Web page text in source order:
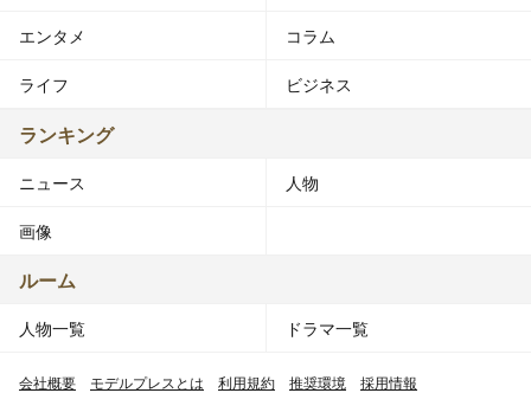
エンタメ コラム
ライフ ビジネス
ランキング
ニュース 人物
画像
ルーム
人物一覧 ドラマ一覧
会社概要 モデルプレスとは 利用規約 推奨環境 採用情報